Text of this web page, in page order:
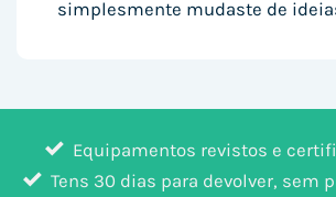
simplesmente mudaste de
Equipamentos revistos e
Tens 30 dias para devolver, sem